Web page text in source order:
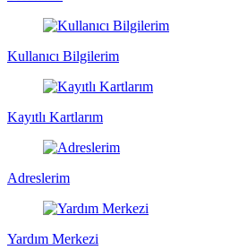
Kullanıcı Bilgilerim
Kayıtlı Kartlarım
Adreslerim
Yardım Merkezi